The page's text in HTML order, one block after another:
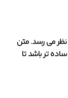
نظر می رسد. متن
تر باشد تا